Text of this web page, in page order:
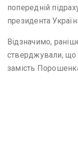
попередній
президента
Відзначимо,
стверджували, що
замість